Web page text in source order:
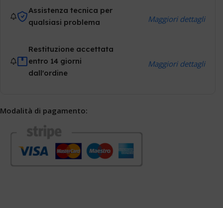
Assistenza tecnica per
qualsiasi problema
Maggiori dettagli
Restituzione accettata
entro 14 giorni
dall'ordine
Maggiori dettagli
Modalità di pagamento: